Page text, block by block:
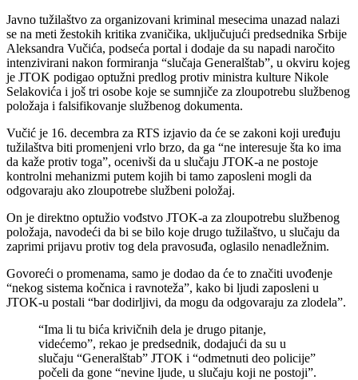
Javno tužilaštvo za organizovani kriminal mesecima unazad nalazi
se na meti žestokih kritika zvaničika, uključujući predsednika Srbije
Aleksandra Vučića, podseća portal i dodaje da su napadi naročito
intenzivirani nakon formiranja “slučaja Generalštab”, u okviru kojeg
je JTOK podigao optužni predlog protiv ministra kulture Nikole
Selakovića i još tri osobe koje se sumnjiče za zloupotrebu službenog
položaja i falsifikovanje službenog dokumenta.
Vučić je 16. decembra za RTS izjavio da će se zakoni koji uređuju
tužilaštva biti promenjeni vrlo brzo, da ga “ne interesuje šta ko ima
da kaže protiv toga”, ocenivši da u slučaju JTOK-a ne postoje
kontrolni mehanizmi putem kojih bi tamo zaposleni mogli da
odgovaraju ako zloupotrebe službeni položaj.
On je direktno optužio vođstvo JTOK-a za zloupotrebu službenog
položaja, navodeći da bi se bilo koje drugo tužilaštvo, u slučaju da
zaprimi prijavu protiv tog dela pravosuđa, oglasilo nenadležnim.
Govoreći o promenama, samo je dodao da će to značiti uvođenje
“nekog sistema kočnica i ravnoteža”, kako bi ljudi zaposleni u
JTOK-u postali “bar dodirljivi, da mogu da odgovaraju za zlodela”.
“Ima li tu bića krivičnih dela je drugo pitanje,
videćemo”, rekao je predsednik, dodajući da su u
slučaju “Generalštab” JTOK i “odmetnuti deo policije”
počeli da gone “nevine ljude, u slučaju koji ne postoji”.